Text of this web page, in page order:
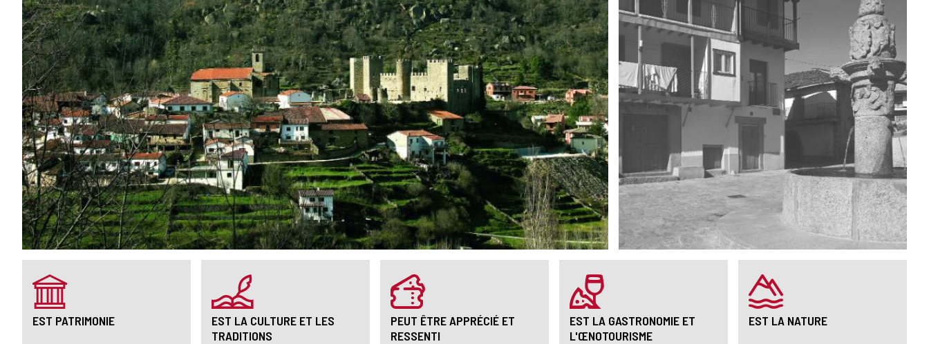
EST PATRIMONIE
EST LA CULTURE ET LES
TRADITIONS
PEUT ÊTRE APPRÉCIÉ ET
RESSENTI
EST LA GASTRONOMIE ET
L'ŒNOTOURISME
EST LA NATURE